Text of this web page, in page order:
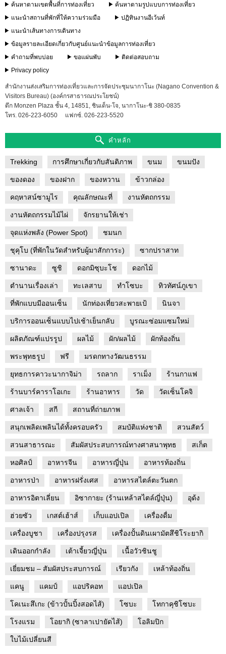
ค้นหาตามเขตพื้นที่การท่องเที่ยว
ค้นหาตามรูปแบบการท่องเที่ยว
แนะนำสถานที่พักที่ให้ความร่วมมือ
ปฏิทินงานอีเว้นท์
แนะนำเส้นทางการเดินทาง
ข้อมูลรายละเอียดเกี่ยวกับศูนย์แนะนำข้อมูลการท่องเที่ยว
คำถามที่พบบ่อย
ขอแผ่นพับ
ติดต่อสอบถาม
Privacy policy
สำนักงานส่งเสริมการท่องเที่ยวและการจัดประชุมนากาโนะ (Nagano Convention &
Visitors Bureau) (องค์กรสาธารณประโยชน์)
ตึก Monzen Plaza ชั้น 4, 14851, ชินเด็น-โจ, นากาโนะ-ชิ 380-0835
โทร. 026-223-6050
แฟกซ์. 026-223-5520
คำหลัก
Trekking การศึกษาเกี่ยวกับสันติภาพ ขนม ขนมปัง
ของดอง ของฝาก ของหวาน ข้าวกล่อง
คฤหาสน์ซามูไร คุณลักษณะที่ งานหัตถกรรม
งานหัตถกรรมไม้ไผ่ จักรยานให้เช่า
จุดแห่งพลัง (Power Spot) ชมนก
ชุคุโบ (ที่พักในวัดสำหรับผู้มาสักการะ) ซากปราสาท
ซานาดะ ซูชิ ดอกมิซุบะโช ดอกไม้
ตำนานเรื่องเล่า ทะเลสาบ ทำโซบะ ทิวทัศน์ภูเขา
ที่พักแบบมีออนเซ็น นักท่องเที่ยวสะพายเป้ นินจา
บริการออนเซ็นแบบไปเช้าเย็นกลับ บูรณะซ่อมแซมใหม่
ผลิตภัณฑ์แปรรูป ผลไม้ ผัก/ผลไม้ ผักท้องถิ่น
พระพุทธรูป ฟรี มรดกทางวัฒนธรรม
ยุทธการคาวะนากาจิม่า รถลาก ราเม็ง ร้านกาแฟ
ร้านบาร์คาราโอเกะ ร้านอาหาร วัด วัดเซ็นโคจิ
ศาลเจ้า สกี สถานที่ถ่ายภาพ
สนุกเพลิดเพลินได้ทั้งครอบครัว สมบัติแห่งชาติ สวนสัตว์
สวนสาธารณะ สัมผัสประสบการณ์ทางศาสนาพุทธ สเก็ต
หอศิลป์ อาหารจีน อาหารญี่ปุ่น อาหารท้องถิ่น
อาหารป่า อาหารฝรั่งเศส อาหารสไตล์ตะวันตก
อาหารอิตาเลี่ยน อิซากายะ (ร้านเหล้าสไตล์ญี่ปุ่น) อุด้ง
ฮ่วยซัว เกสต์เฮ้าส์ เก็บแอปเปิล เครื่องดื่ม
เครื่องบูชา เครื่องปรุงรส เครื่องปั้นดินเผามัตสึชิโระยากิ
เดินออกกำลัง เต้าเจี้ยวญี่ปุ่น เนื้อวัวชินชู
เยี่ยมชม – สัมผัสประสบการณ์ เรียวกัง เหล้าท้องถิ่น
แคนู แคมป์ แอปริคอท แอปเปิล
โคเนะสึเกะ (ข้าวปั้นปิ้งสอดไส้) โซบะ โทกาคุชิโซบะ
โรงแรม โอยากิ (ซาลาเปายัดไส้) โอลิมปิก
ใบไม้เปลี่ยนสี